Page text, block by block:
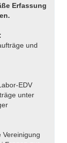
Erfassung
und
EDV
unter
Vereinigung